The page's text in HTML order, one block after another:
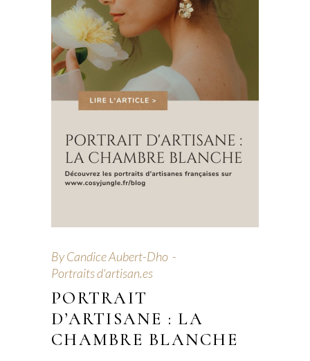
ByCandice Aubert-Dho
Portraits d'artisan.es
PORTRAIT
D’ARTISANE : LA
CHAMBRE BLANCHE